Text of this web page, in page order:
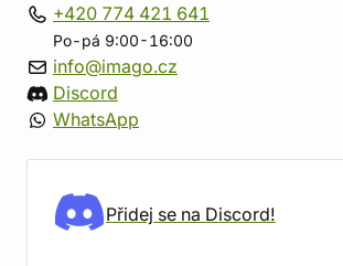
+420 774 421 641
Po-pá 9:00-16:00
info@imago.cz
Discord
WhatsApp
Přidej se na Discord!